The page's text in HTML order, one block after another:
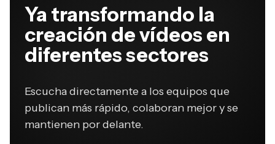
Ya transformando la
creación de vídeos en
diferentes sectores
Escucha directamente a los equipos que
publican más rápido, colaboran mejor y se
mantienen por delante.